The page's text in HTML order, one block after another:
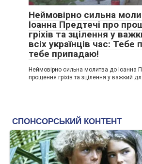
Неймовірно сильна
Іоанна Предтечі про
гріхів та зцілення у
всіх українців час: Тебе
тебе припадаю!
Неймовірно сильна молитва до Іоанна
прощення гріхів та зцілення у важкий